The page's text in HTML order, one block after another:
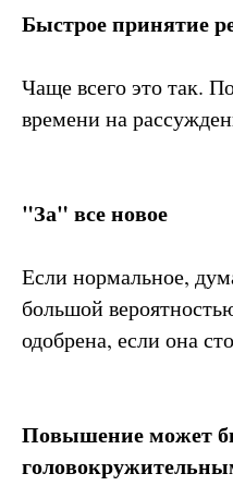
Быстрое принятие
Чаще всего это так.
времени на
"За" все новое
Если нормальное,
большой
одобрена, если она
Повышение может